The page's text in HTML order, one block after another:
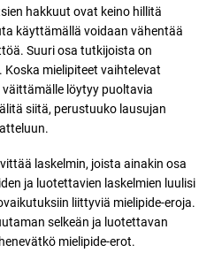
hakkuut ovat keino hillitä
käyttämällä voidaan vähentää
Suuri osa tutkijoista on
mielipiteet vaihtelevat
löytyy puoltavia
siitä, perustuuko lausujan
laskelmin, joista ainakin osa
ja luotettavien laskelmien luulisi
liittyviä mielipide-eroja.
selkeän ja luotettavan
mielipide-erot.